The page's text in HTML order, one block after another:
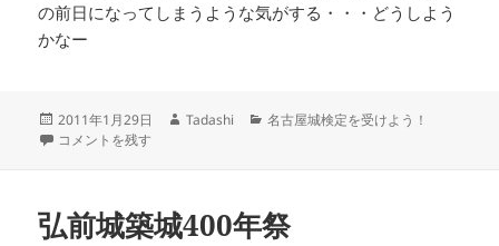
の前日になってしまうような気がする・・・どうしよう
かなー
投
稿
2011年1月29日
作
Tadashi
カ
名古屋城検定を受けよう！
今年の名古屋城検定は・・・・！ に
コメントを残す
弘前城築城400年祭